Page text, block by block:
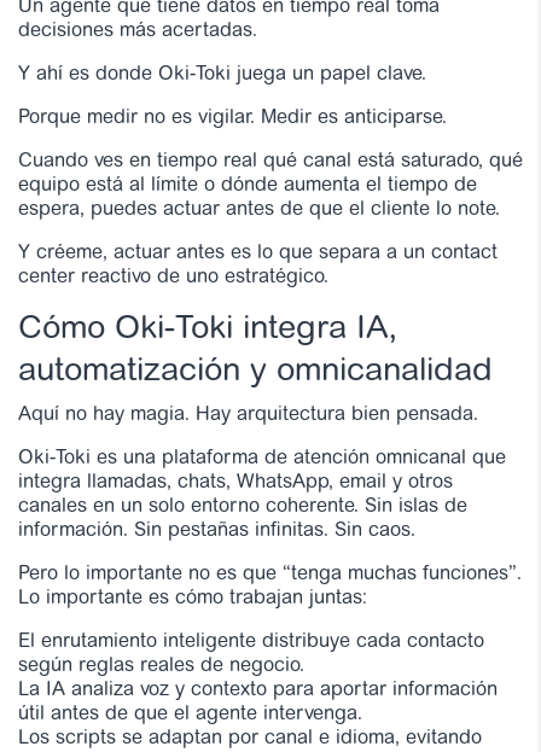
Un agente que tiene datos en tiempo real toma
decisiones más acertadas.
Y ahí es donde Oki-Toki juega un papel clave.
Porque medir no es vigilar. Medir es anticiparse.
Cuando ves en tiempo real qué canal está saturado, qué
equipo está al límite o dónde aumenta el tiempo de
espera, puedes actuar antes de que el cliente lo note.
Y créeme, actuar antes es lo que separa a un contact
center reactivo de uno estratégico.
Cómo Oki-Toki integra IA,
automatización y omnicanalidad
Aquí no hay magia. Hay arquitectura bien pensada.
Oki-Toki es una plataforma de atención omnicanal que
integra llamadas, chats, WhatsApp, email y otros
canales en un solo entorno coherente. Sin islas de
información. Sin pestañas infinitas. Sin caos.
Pero lo importante no es que “tenga muchas funciones”.
Lo importante es cómo trabajan juntas:
El enrutamiento inteligente distribuye cada contacto
según reglas reales de negocio.
La IA analiza voz y contexto para aportar información
útil antes de que el agente intervenga.
Los scripts se adaptan por canal e idioma, evitando